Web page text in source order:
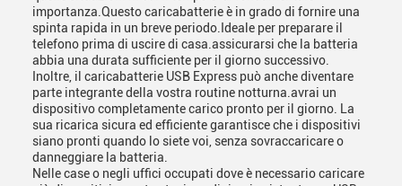
importanza.Questo caricabatterie è in grado di fornire una
spinta rapida in un breve periodo.Ideale per preparare il
telefono prima di uscire di casa.assicurarsi che la batteria
abbia una durata sufficiente per il giorno successivo.
Inoltre, il caricabatterie USB Express può anche diventare
parte integrante della vostra routine notturna.avrai un
dispositivo completamente carico pronto per il giorno. La
sua ricarica sicura ed efficiente garantisce che i dispositivi
siano pronti quando lo siete voi, senza sovraccaricare o
danneggiare la batteria.
Nelle case o negli uffici occupati dove è necessario caricare